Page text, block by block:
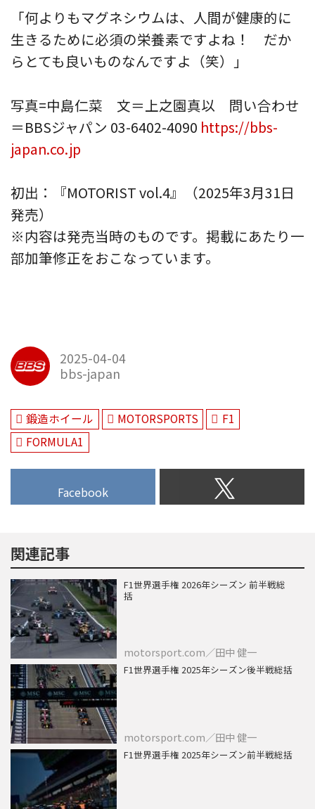
「何よりもマグネシウムは、人間が健康的に
生きるために必須の栄養素ですよね！ だか
らとても良いものなんですよ（笑）」
写真=中島仁菜 文＝上之園真以 問い合わせ
＝BBSジャパン 03-6402-4090 https://bbs-
japan.co.jp
初出：『MOTORIST vol.4』（2025年3月31日
発売）
※内容は発売当時のものです。掲載にあたり一
部加筆修正をおこなっています。
2025-04-04
bbs-japan
鍛造ホイール MOTORSPORTS
F1
FORMULA1
Facebook
関連記事
F1世界選手権 2026年シーズン 前半戦総
括
motorsport.com／田中 健一
F1世界選手権 2025年シーズン後半戦総括
motorsport.com／田中 健一
F1世界選手権 2025年シーズン前半戦総括